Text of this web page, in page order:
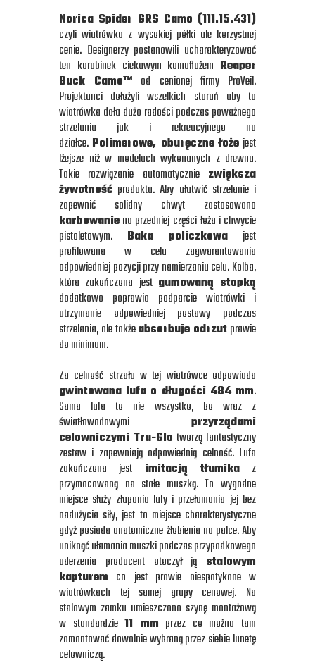
Norica Spider GRS Camo (111.15.431)
czyli wiatrówka z wysokiej półki ale korzystnej
cenie. Designerzy postanowili ucharakteryzować
ten karabinek ciekawym kamuflażem Reaper
Buck Camo™ od cenionej firmy ProVeil.
Projektanci dołożyli wszelkich starań aby ta
wiatrówka dała dużo radości podczas poważnego
strzelania jak i rekreacyjnego na
działce. Polimerowe, oburęczne łożejest
lżejsze niż w modelach wykonanych z drewna.
Takie rozwiązanie automatycznie zwiększa
żywotność produktu. Aby ułatwić strzelanie i
zapewnić solidny chwyt zastosowano
karbowaniena przedniej części łoża i chwycie
pistoletowym. Baka policzkowa jest
profilowana w celu zagwarantowania
odpowiedniej pozycji przy namierzaniu celu. Kolba,
która zakończona jest gumowaną stopką
dodatkowo poprawia podparcie wiatrówki i
utrzymanie odpowiedniej postawy podczas
strzelania, ale takżeabsorbuje odrzutprawie
do minimum.
Za celność strzału w tej wiatrówce odpowiada
gwintowana lufa o długości 484 mm.
Sama lufa to nie wszystko, bo wraz z
światłowodowymi przyrządami
celowniczymi Tru-Glo tworzą fantastyczny
zestaw i zapewniają odpowiednią celność. Lufa
zakończona jest imitacją tłumikaz
przymocowaną na stałe muszką. To wygodne
miejsce służy złapania lufy i przełamania jej bez
nadużycia siły, jest to miejsce charakterystyczne
gdyż posiada anatomiczne żłobienia na palce. Aby
uniknąć ułamania muszki podczas przypadkowego
uderzenia producent otoczył ją stalowym
kapturem co jest prawie niespotykane w
wiatrówkach tej samej grupy cenowej. Na
stalowym zamku umieszczono szynę montażową
w standardzie11 mm przez co można tam
zamontować dowolnie wybraną przez siebie lunetę
celowniczą.